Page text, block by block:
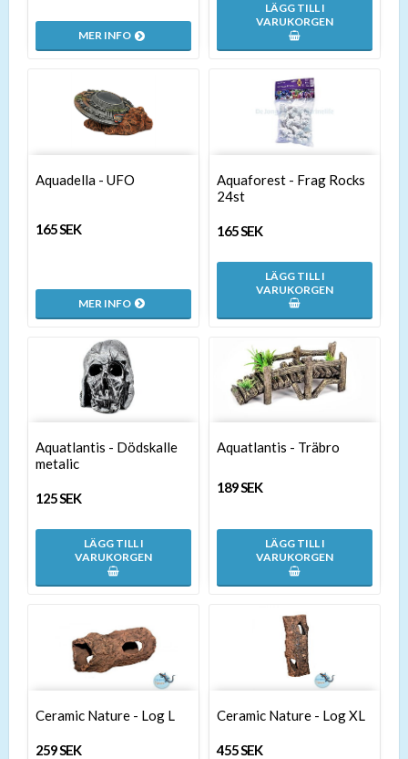
MER INFO
LÄGG TILL I
VARUKORGEN
Aquadella - UFO
165 SEK
MER INFO
Aquaforest - Frag Rocks
24st
165 SEK
LÄGG TILL I
VARUKORGEN
Aquatlantis - Dödskalle
metalic
125 SEK
LÄGG TILL I
VARUKORGEN
Aquatlantis - Träbro
189 SEK
LÄGG TILL I
VARUKORGEN
Ceramic Nature - Log L
259 SEK
Ceramic Nature - Log XL
455 SEK